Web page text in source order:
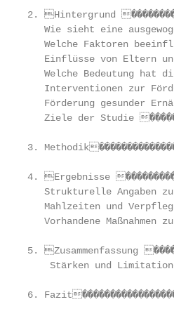
2. Hintergrund
Wie sieht eine
Welche Faktoren
Einflüsse von Eltern
Welche Bedeutung hat
Interventionen zur
Förderung gesunder
Ziele der Studie
3.
4. Ergebnisse
Strukturelle Angaben
Mahlzeiten und
Vorhandene Maßnahmen
5. Zusammenfassung
Stärken und
6.